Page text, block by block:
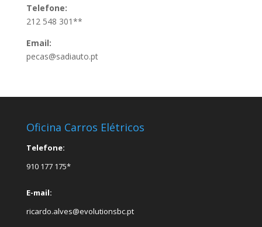
Telefone:
212 548 301**
Email:
pecas@sadiauto.pt
Oficina Carros Elétricos
Telefone:
910 177 175*
E-mail:
ricardo.alves@evolutionsbc.pt